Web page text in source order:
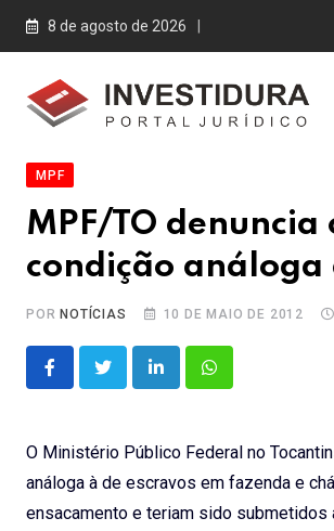
Skip
8 de agosto de 2026
MPF
MPF/TO
condição análoga
PORNOTÍCIAS 10 DE MAIO DE 2012
LinkedInWhatsapp
O Ministério Público Federal no
análoga à de escravos em fazenda e
ensacamento e teriam sido